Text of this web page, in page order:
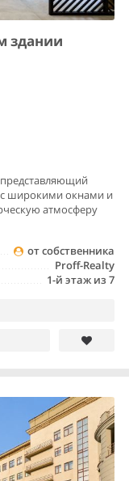
здании
представляющий
с широкими окнами и
атмосферу
от собственника
Proff-Realty
1-й этаж из 7